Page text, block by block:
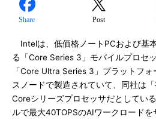
Share Post
Intelは、低価格ノートPCおよび基
る「Core Series 3」モバイルプロセ
「Core Ultra Series 3」プラットフ
スノードで製造されていて、同社は
Coreシリーズプロセッサだとしてい
ルで最大40TOPSのAIワークロードを